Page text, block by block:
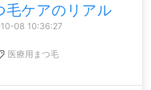
毛ケアのリアル
08 10:36:27
医療用まつ毛